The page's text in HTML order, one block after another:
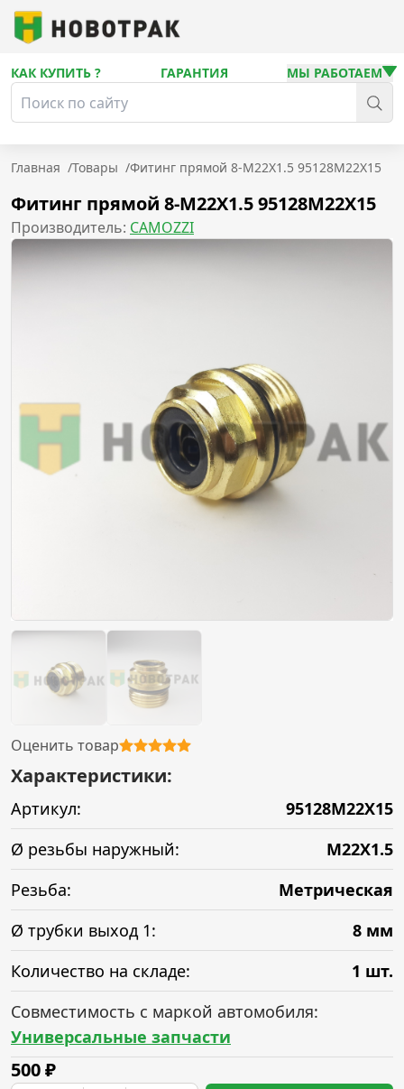
КАК КУПИТЬ ? ГАРАНТИЯ МЫ РАБОТАЕМ
Главная /Товары /Фитинг прямой 8-M22X1.5 95128M22X15
Фитинг прямой 8-M22X1.5 95128M22X15
Производитель: CAMOZZI
Оценить товар
Характеристики:
Артикул:
95128M22X15
Ø резьбы наружный:
M22X1.5
Резьба:
Метрическая
Ø трубки выход 1:
8 мм
Количество на складе:
1 шт.
Совместимость с маркой автомобиля:
Универсальные запчасти
500₽